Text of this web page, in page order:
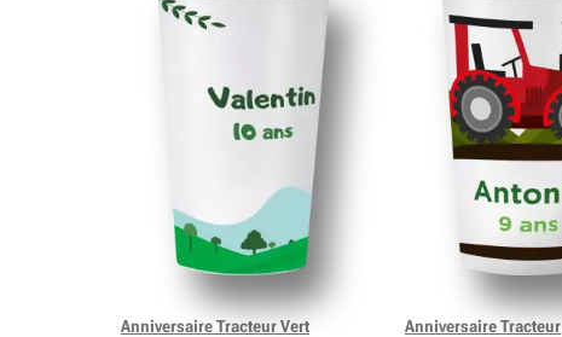
Anniversaire Tracteur Vert
Anniversaire Tracteur